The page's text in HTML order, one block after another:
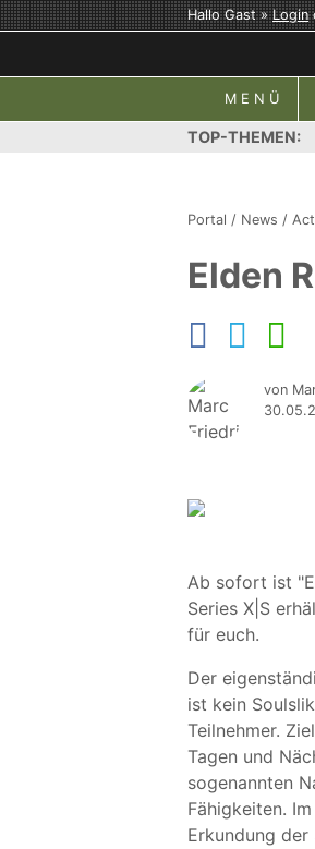
Hallo Gast »Login
MENÜ
TOP-THEMEN:
Portal / News /
Elden
von
Ab sofort ist
Series X|S
für euch.
Der
ist kein
Teilnehmer.
Tagen und
sogenannten
Fähigkeiten.
Erkundung